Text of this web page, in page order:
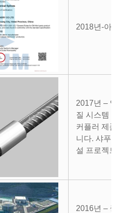
2018년-아랍
2017년 – 영
질 시스템 인
커플러 제품
니다. 샤푸
설 프로젝트
2016년 – 중